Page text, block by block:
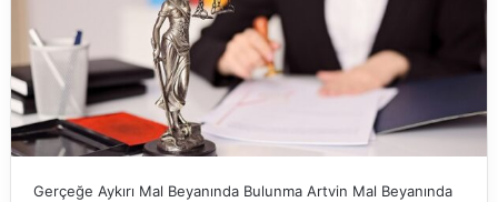
Gerçeğe Aykırı Mal Beyanında Bulunma Artvin Mal Beyanında